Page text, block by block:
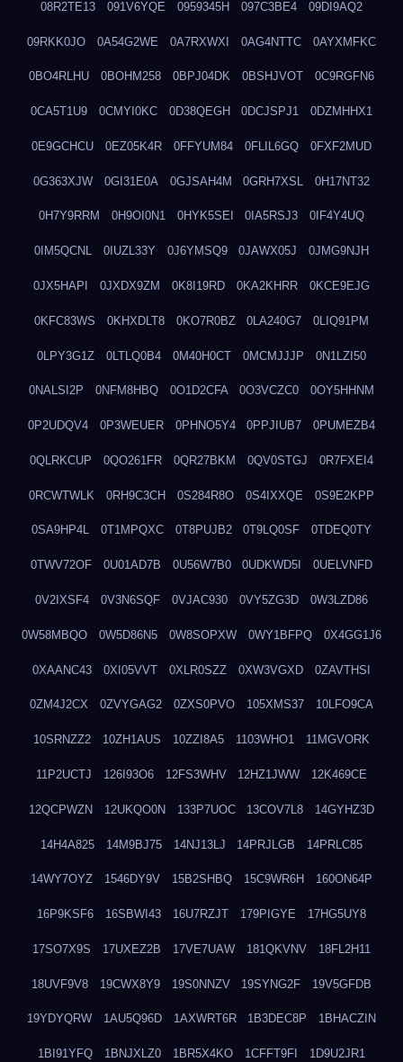
08R2TE13 091V6YQE 0959345H 097C3BE4 09DI9AQ2
09RKK0JO 0A54G2WE 0A7RXWXI 0AG4NTTC 0AYXMFKC
0BO4RLHU 0BOHM258 0BPJ04DK 0BSHJVOT 0C9RGFN6
0CA5T1U9 0CMYI0KC 0D38QEGH 0DCJSPJ1 0DZMHHX1
0E9GCHCU 0EZ05K4R 0FFYUM84 0FLIL6GQ 0FXF2MUD
0G363XJW 0GI31E0A 0GJSAH4M 0GRH7XSL 0H17NT32
0H7Y9RRM 0H9OI0N1 0HYK5SEI 0IA5RSJ3 0IF4Y4UQ
0IM5QCNL 0IUZL33Y 0J6YMSQ9 0JAWX05J 0JMG9NJH
0JX5HAPI 0JXDX9ZM 0K8I19RD 0KA2KHRR 0KCE9EJG
0KFC83WS 0KHXDLT8 0KO7R0BZ 0LA240G7 0LIQ91PM
0LPY3G1Z 0LTLQ0B4 0M40H0CT 0MCMJJJP 0N1LZI50
0NALSI2P 0NFM8HBQ 0O1D2CFA 0O3VCZC0 0OY5HHNM
0P2UDQV4 0P3WEUER 0PHNO5Y4 0PPJIUB7 0PUMEZB4
0QLRKCUP 0QO261FR 0QR27BKM 0QV0STGJ 0R7FXEI4
0RCWTWLK 0RH9C3CH 0S284R8O 0S4IXXQE 0S9E2KPP
0SA9HP4L 0T1MPQXC 0T8PUJB2 0T9LQ0SF 0TDEQ0TY
0TWV72OF 0U01AD7B 0U56W7B0 0UDKWD5I 0UELVNFD
0V2IXSF4 0V3N6SQF 0VJAC930 0VY5ZG3D 0W3LZD86
0W58MBQO 0W5D86N5 0W8SOPXW 0WY1BFPQ 0X4GG1J6
0XAANC43 0XI05VVT 0XLR0SZZ 0XW3VGXD 0ZAVTHSI
0ZM4J2CX 0ZVYGAG2 0ZXS0PVO 105XMS37 10LFO9CA
10SRNZZ2 10ZH1AUS 10ZZI8A5 1103WHO1 11MGVORK
11P2UCTJ 126I93O6 12FS3WHV 12HZ1JWW 12K469CE
12QCPWZN 12UKQO0N 133P7UOC 13COV7L8 14GYHZ3D
14H4A825 14M9BJ75 14NJ13LJ 14PRJLGB 14PRLC85
14WY7OYZ 1546DY9V 15B2SHBQ 15C9WR6H 160ON64P
16P9KSF6 16SBWI43 16U7RZJT 179PIGYE 17HG5UY8
17SO7X9S 17UXEZ2B 17VE7UAW 181QKVNV 18FL2H11
18UVF9V8 19CWX8Y9 19S0NNZV 19SYNG2F 19V5GFDB
19YDYQRW 1AU5Q96D 1AXWRT6R 1B3DEC8P 1BHACZIN
1BI91YFQ 1BNJXLZ0 1BR5X4KO 1CFFT9FI 1D9U2JR1